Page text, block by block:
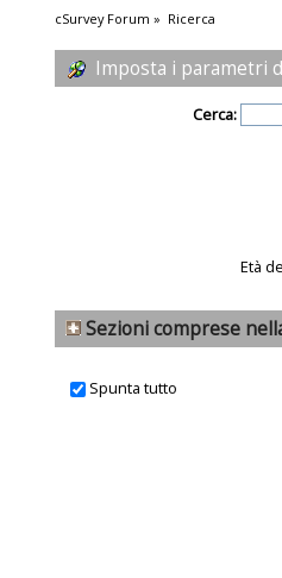
cSurvey Forum » Ricerca
Imposta i parametri
Cerca:
Età
Sezioni comprese
Spunta tutto